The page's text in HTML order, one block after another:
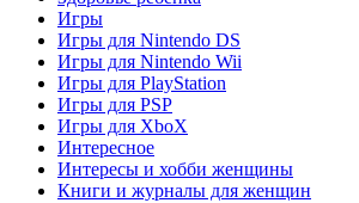
Игры
Игры для Nintendo DS
Игры для Nintendo Wii
Игры для PlayStation
Игры для PSP
Игры для XboX
Интересное
Интересы и хобби женщины
Книги и журналы для женщин